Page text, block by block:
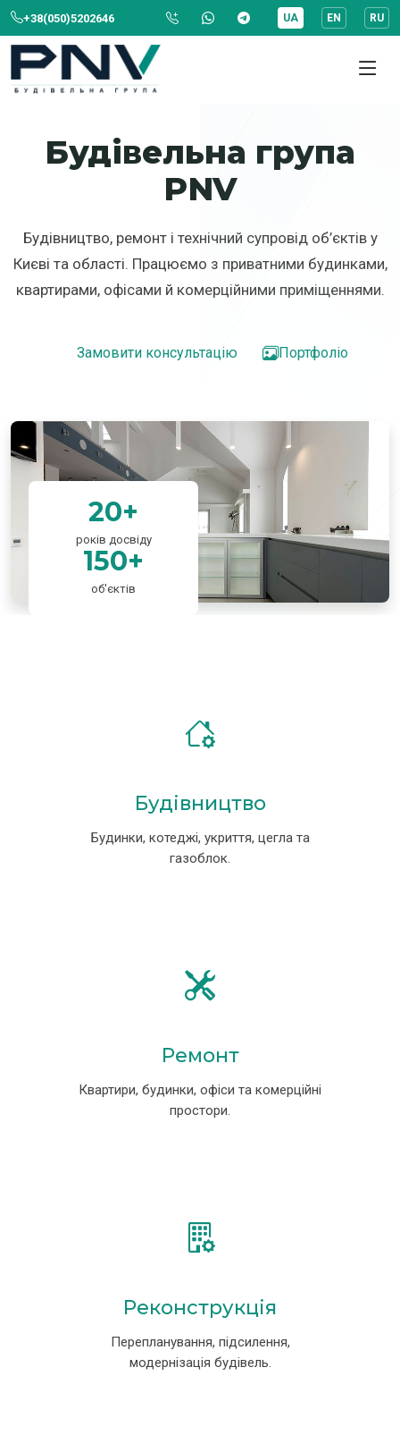
+38(050)5202646 UA EN RU
Будівельна група
PNV
Будівництво, ремонт і технічний супровід об’єктів у
Києві та області. Працюємо з приватними будинками,
квартирами, офісами й комерційними приміщеннями.
Замовити консультацію Портфоліо
20+
років досвіду
150+
об'єктів
Будівництво
Будинки, котеджі, укриття, цегла та
газоблок.
Ремонт
Квартири, будинки, офіси та комерційні
простори.
Реконструкція
Перепланування, підсилення,
модернізація будівель.